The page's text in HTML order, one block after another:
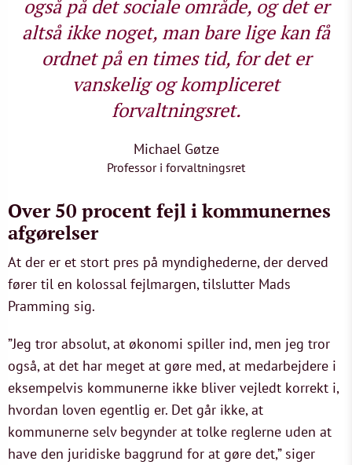
også på det sociale område, og det er
altså ikke noget, man bare lige kan få
ordnet på en times tid, for det er
vanskelig og kompliceret
forvaltningsret.
Michael Gøtze
Professor i forvaltningsret
Over 50 procent fejl i kommunernes
afgørelser
At der er et stort pres på myndighederne, der derved
fører til en kolossal fejlmargen, tilslutter Mads
Pramming sig.
”Jeg tror absolut, at økonomi spiller ind, men jeg tror
også, at det har meget at gøre med, at medarbejdere i
eksempelvis kommunerne ikke bliver vejledt korrekt i,
hvordan loven egentlig er. Det går ikke, at
kommunerne selv begynder at tolke reglerne uden at
have den juridiske baggrund for at gøre det,” siger